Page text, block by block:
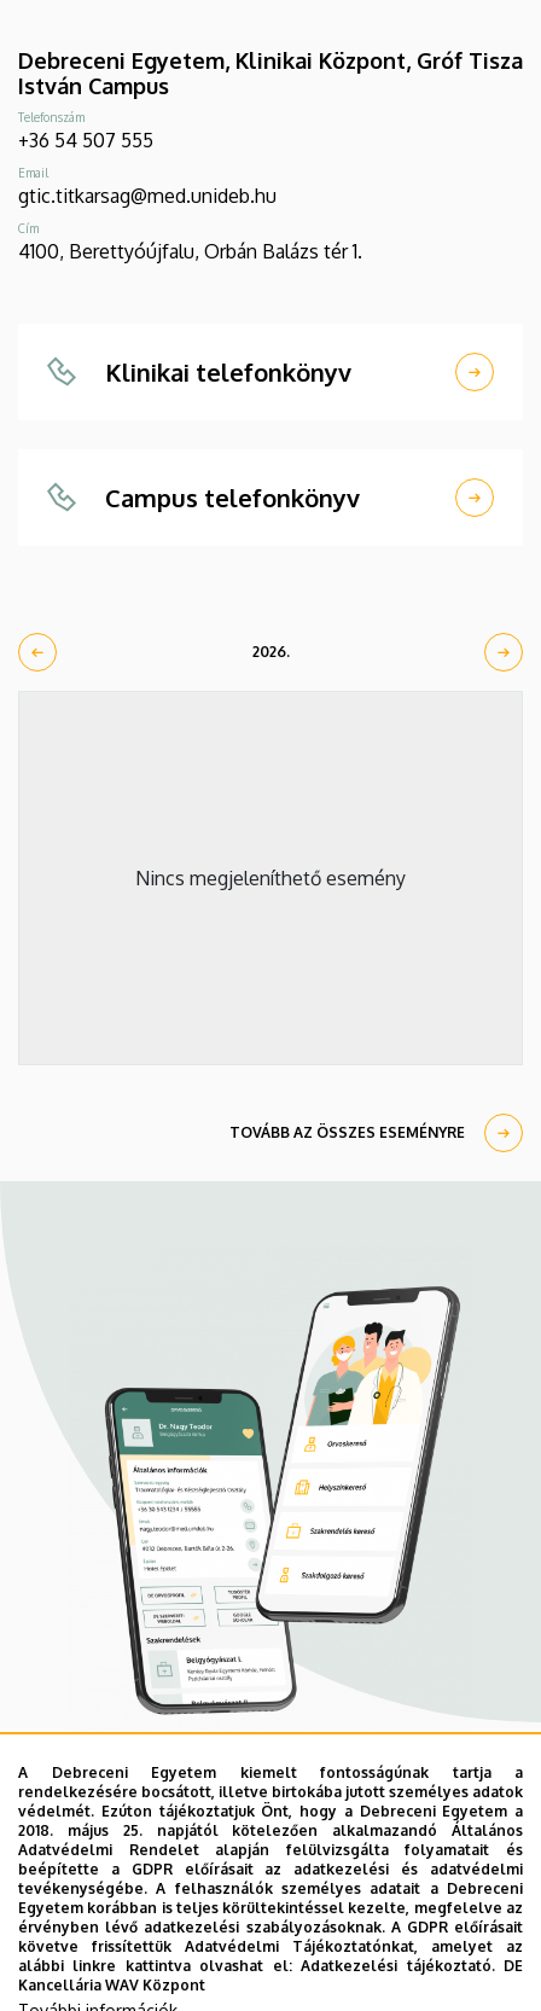
Debreceni Egyetem, Klinikai Központ, Gróf Tisza
István Campus
Telefonszám
+36 54 507 555
Email
gtic.titkarsag@med.unideb.hu
Cím
4100, Berettyóújfalu, Orbán Balázs tér 1.
Klinikai telefonkönyv
Campus telefonkönyv
2026.
Nincs megjeleníthető esemény
TOVÁBB AZ ÖSSZES ESEMÉNYRE
Mobil App
UD Mediversity app
Az UD Mediversity mobilalkalmazás a Debreceni Egyetem
előremutató fejlesztése, melynek célja, hogy a betegek
és a hozzátartozók egyszerűen, gyorsan
eligazodhassanak a Klinikai Központ szolgáltatásai
között, mert az Ön egészsége a mi prioritásunk. A
A Debreceni Egyetem kiemelt fontosságúnak tartja a
rendelkezésére bocsátott, illetve birtokába jutott személyes adatok
védelmét. Ezúton tájékoztatjuk Önt, hogy a Debreceni Egyetem a
2018. május 25. napjától kötelezően alkalmazandó Általános
Adatvédelmi Rendelet alapján felülvizsgálta folyamatait és
beépítette a GDPR előírásait az adatkezelési és adatvédelmi
tevékenységébe. A felhasználók személyes adatait a Debreceni
Egyetem korábban is teljes körültekintéssel kezelte, megfelelve az
érvényben lévő adatkezelési szabályozásoknak. A GDPR előírásait
követve frissítettük Adatvédelmi Tájékoztatónkat, amelyet az
alábbi linkre kattintva olvashat el:Adatkezelési tájékoztató. DE
Kancellária WAV Központ